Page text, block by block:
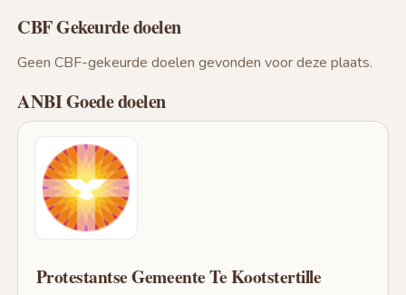
CBF Gekeurde doelen
Geen CBF-gekeurde doelen gevonden voor deze plaats.
ANBI Goede doelen
Protestantse Gemeente Te Kootstertille